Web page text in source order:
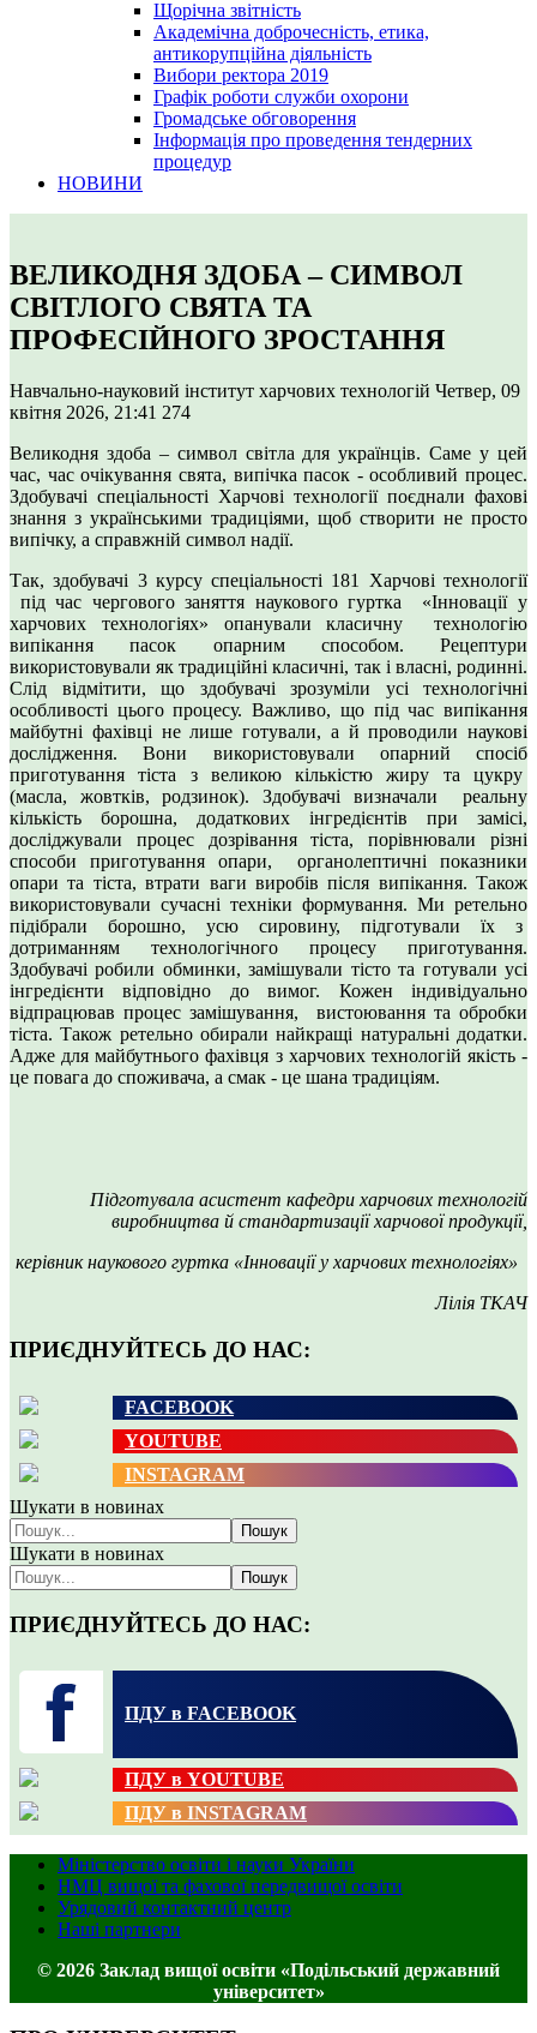
Щорічна звітність
Академічна доброчесність, етика,
антикорупційна діяльність
Вибори ректора 2019
Графік роботи служби охорони
Громадське обговорення
Інформація про проведення тендерних
процедур
НОВИНИ
ВЕЛИКОДНЯ ЗДОБА – СИМВОЛ
СВІТЛОГО СВЯТА ТА
ПРОФЕСІЙНОГО ЗРОСТАННЯ
Навчально-науковий інститут харчових технологій Четвер, 09
квітня 2026, 21:41 274
Великодня здоба – символ світла для українців. Саме у цей
час, час очікування свята, випічка пасок - особливий процес.
Здобувачі спеціальності Харчові технології поєднали фахові
знання з українськими традиціями, щоб створити не просто
випічку, а справжній символ надії.
Так, здобувачі 3 курсу спеціальності 181 Харчові технології
під час чергового заняття наукового гуртка «Інновації у
харчових технологіях» опанували класичну технологію
випікання пасок опарним способом. Рецептури
використовували як традиційні класичні, так і власні, родинні.
Слід відмітити, що здобувачі зрозуміли усі технологічні
особливості цього процесу. Важливо, що під час випікання
майбутні фахівці не лише готували, а й проводили наукові
дослідження. Вони використовували опарний спосіб
приготування тіста з великою кількістю жиру та цукру
(масла, жовтків, родзинок). Здобувачі визначали реальну
кількість борошна, додаткових інгредієнтів при замісі,
досліджували процес дозрівання тіста, порівнювали різні
способи приготування опари, органолептичні показники
опари та тіста, втрати ваги виробів після випікання. Також
використовували сучасні техніки формування. Ми ретельно
підібрали борошно, усю сировину, підготували їх з
дотриманням технологічного процесу приготування.
Здобувачі робили обминки, замішували тісто та готували усі
інгредієнти відповідно до вимог. Кожен індивідуально
відпрацював процес замішування, вистоювання та обробки
тіста. Також ретельно обирали найкращі натуральні додатки.
Адже для майбутнього фахівця з харчових технологій якість -
це повага до споживача, а смак - це шана традиціям.
Підготувала асистент кафедри харчових технологій
виробництва й стандартизації харчової продукції,
керівник наукового гуртка «Інновації у харчових технологіях»
Лілія ТКАЧ
ПРИЄДНУЙТЕСЬ ДО НАС:
FACEBOOK
YOUTUBE
INSTAGRAM
Шукати в новинах
Пошук
Шукати в новинах
Пошук
ПРИЄДНУЙТЕСЬ ДО НАС:
ПДУ в FACEBOOK
ПДУ в YOUTUBE
ПДУ в INSTAGRAM
Міністерство освіти і науки України
НМЦ вищої та фахової передвищої освіти
Урядовий контактний центр
Наші партнери
© 2026 Заклад вищої освіти «Подільський державний
університет»